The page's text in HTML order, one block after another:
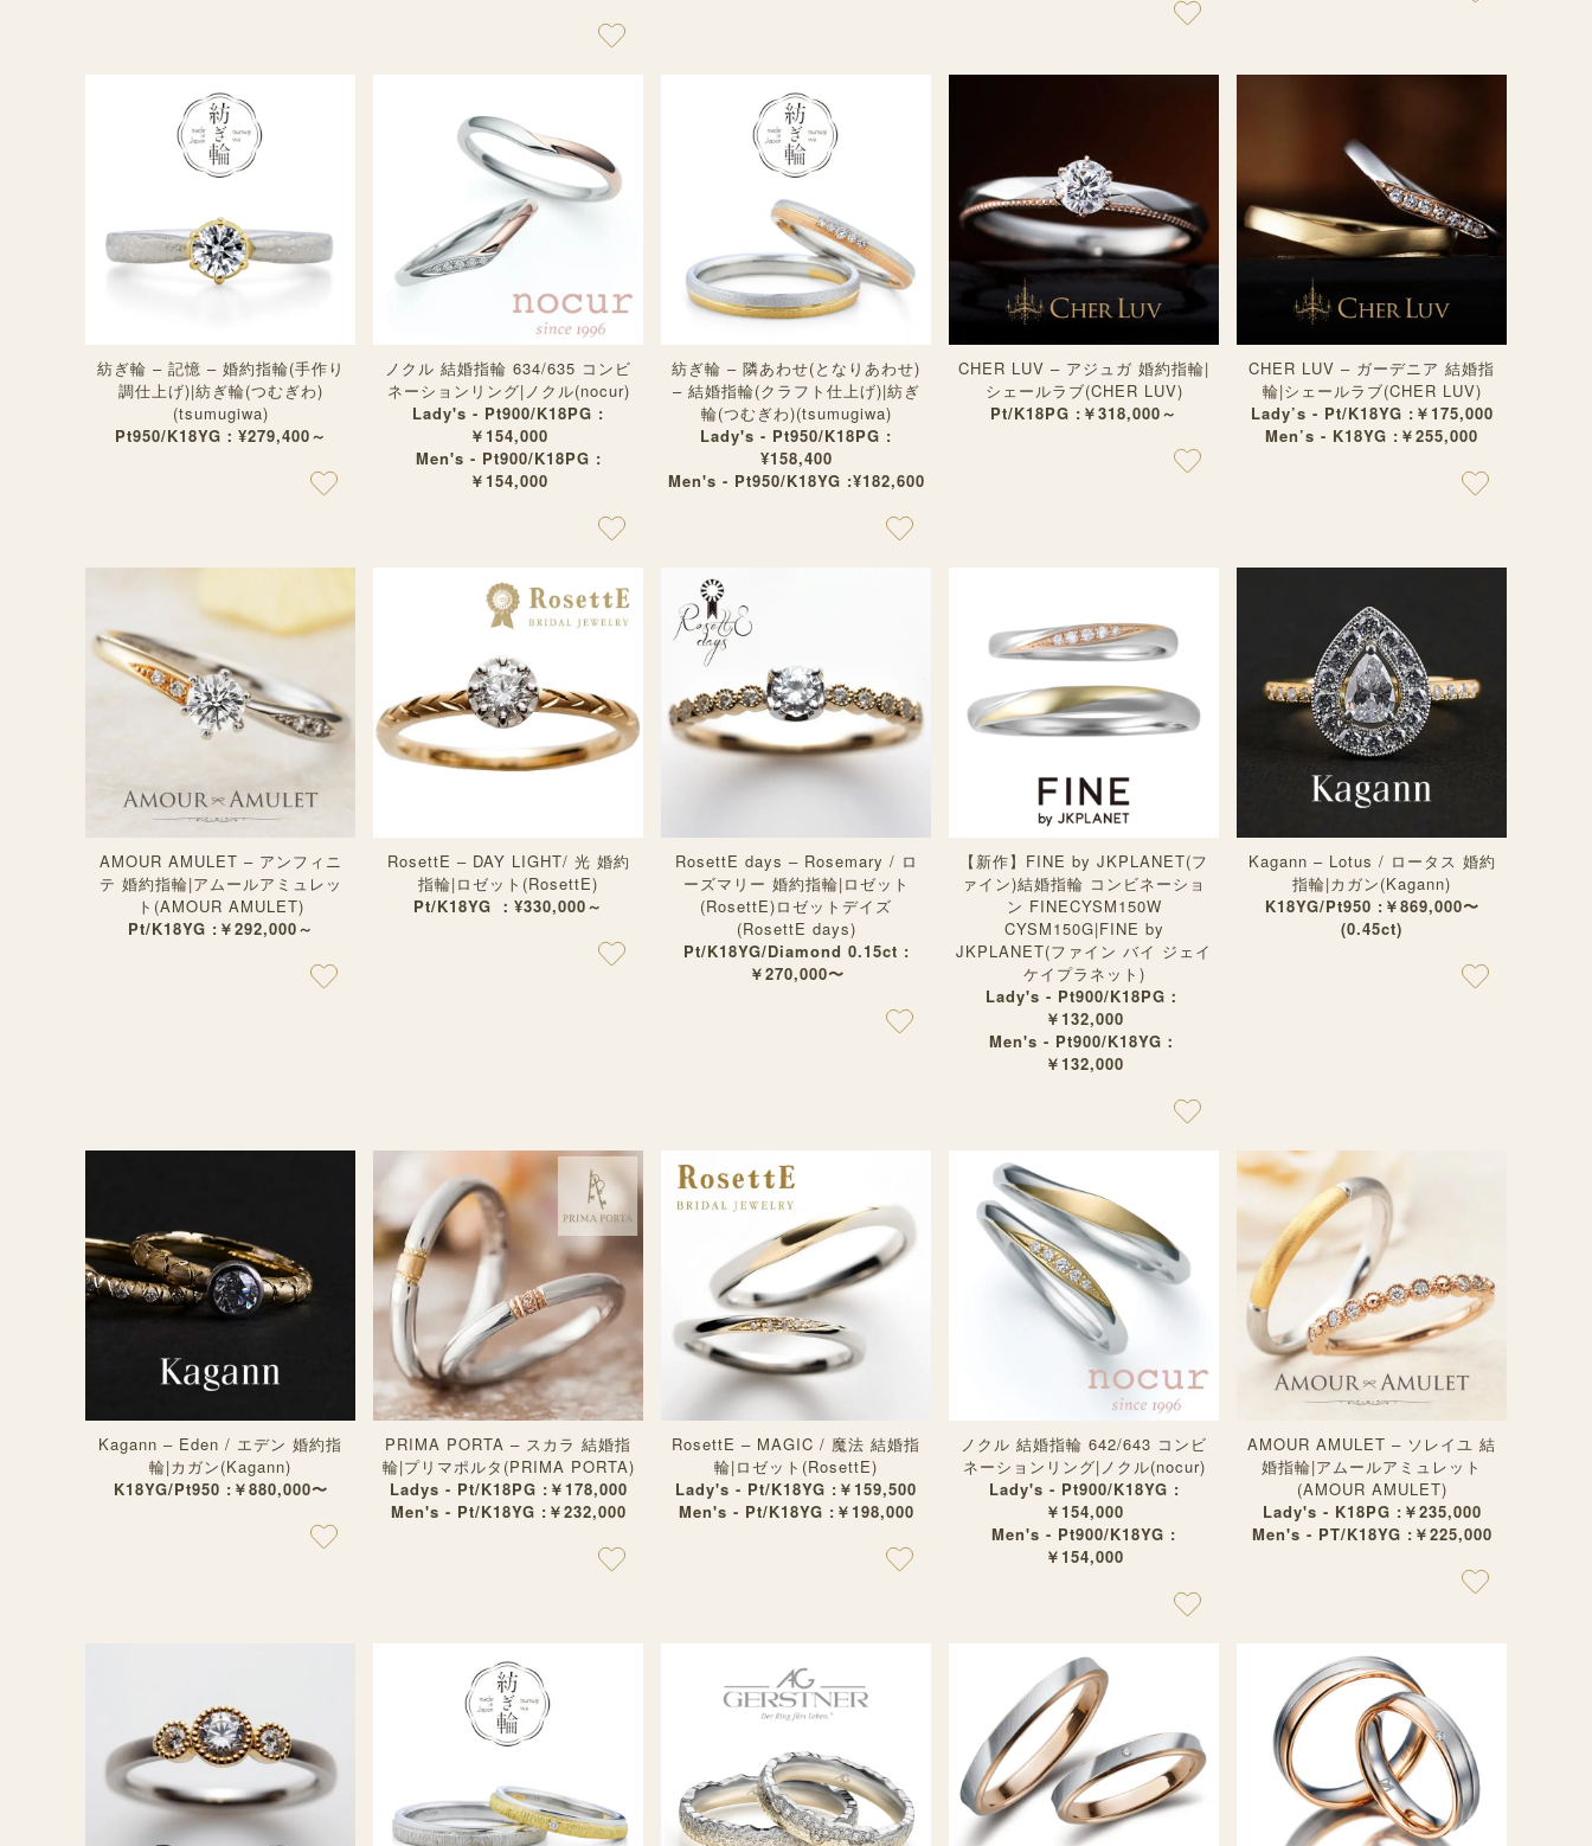
紡ぎ輪 – 記憶 – 婚約指輪(手作り
調仕上げ)|紡ぎ輪(つむぎわ)
(tsumugiwa)
Pt950/K18YG：¥279,400～
ノクル 結婚指輪 634/635 コンビ
ネーションリング|ノクル(nocur)
Lady's - Pt900/K18PG :
￥154,000
Men's - Pt900/K18PG :
￥154,000
紡ぎ輪 – 隣あわせ(となりあわせ)
– 結婚指輪(クラフト仕上げ)|紡ぎ
輪(つむぎわ)(tsumugiwa)
Lady's - Pt950/K18PG :
¥158,400
Men's - Pt950/K18YG :¥182,600
CHER LUV – アジュガ 婚約指輪|
シェールラブ(CHER LUV)
Pt/K18PG :￥318,000～
CHER LUV – ガーデニア 結婚指
輪|シェールラブ(CHER LUV)
Lady’s - Pt/K18YG :￥175,000
Men’s - K18YG :￥255,000
AMOUR AMULET – アンフィニ
テ 婚約指輪|アムールアミュレッ
ト(AMOUR AMULET)
Pt/K18YG :￥292,000～
RosettE – DAY LIGHT/ 光 婚約
指輪|ロゼット(RosettE)
Pt/K18YG ：¥330,000～
RosettE days – Rosemary / ロ
ーズマリー 婚約指輪|ロゼット
(RosettE)ロゼットデイズ
(RosettE days)
Pt/K18YG/Diamond 0.15ct :
￥270,000〜
【新作】FINE by JKPLANET(フ
ァイン)結婚指輪 コンビネーショ
ン FINECYSM150W
CYSM150G|FINE by
JKPLANET(ファイン バイ ジェイ
ケイプラネット)
Lady's - Pt900/K18PG：
￥132,000
Men's - Pt900/K18YG：
￥132,000
Kagann – Lotus / ロータス 婚約
指輪|カガン(Kagann)
K18YG/Pt950 :￥869,000〜
(0.45ct)
Kagann – Eden / エデン 婚約指
輪|カガン(Kagann)
K18YG/Pt950 :￥880,000〜
PRIMA PORTA – スカラ 結婚指
輪|プリマポルタ(PRIMA PORTA)
Ladys - Pt/K18PG :￥178,000
Men's - Pt/K18YG :￥232,000
RosettE – MAGIC / 魔法 結婚指
輪|ロゼット(RosettE)
Lady's - Pt/K18YG :￥159,500
Men's - Pt/K18YG :￥198,000
ノクル 結婚指輪 642/643 コンビ
ネーションリング|ノクル(nocur)
Lady's - Pt900/K18YG :
￥154,000
Men's - Pt900/K18YG :
￥154,000
AMOUR AMULET – ソレイユ 結
婚指輪|アムールアミュレット
(AMOUR AMULET)
Lady's - K18PG :￥235,000
Men's - PT/K18YG :￥225,000